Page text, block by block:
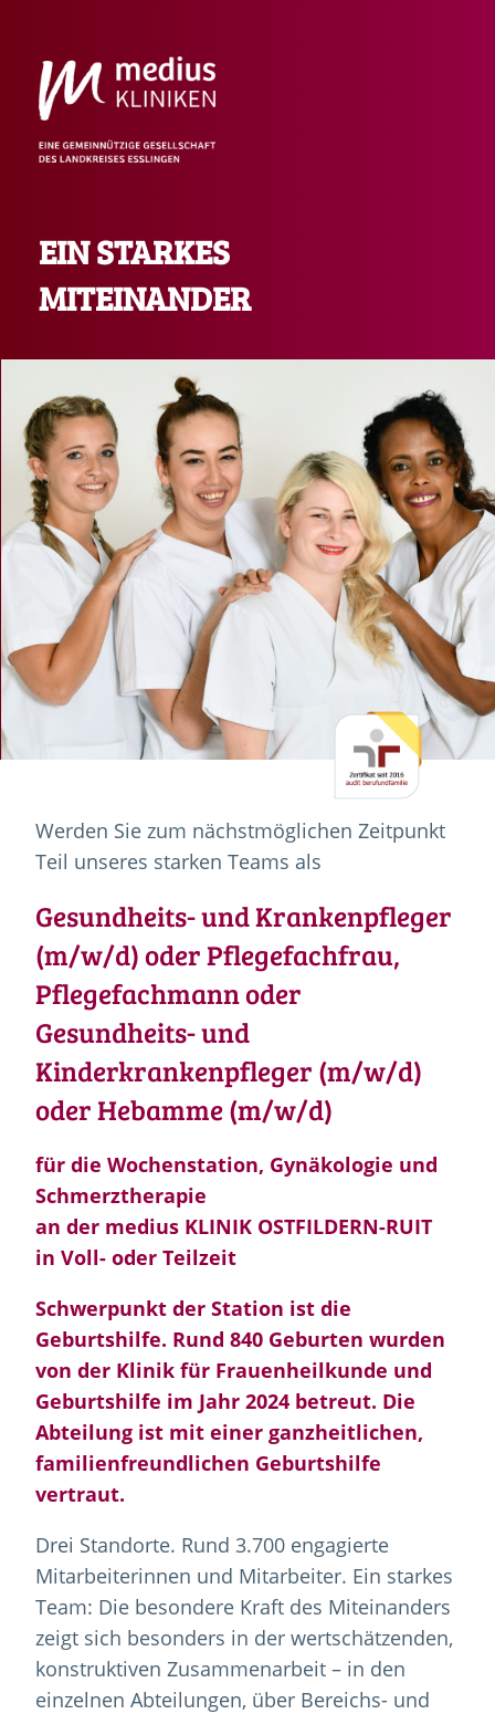
EIN STARKES
MITEINANDER
Werden Sie zum nächstmöglichen Zeitpunkt
Teil unseres starken Teams als
Gesundheits- und Krankenpfleger
(m/w/d) oder Pflegefachfrau,
Pflegefachmann oder
Gesundheits- und
Kinderkrankenpfleger (m/w/d)
oder Hebamme (m/w/d)
für die Wochenstation, Gynäkologie und
Schmerztherapie
an der medius KLINIK OSTFILDERN-RUIT
in Voll- oder Teilzeit
Schwerpunkt der Station ist die
Geburtshilfe. Rund 840 Geburten wurden
von der Klinik für Frauenheilkunde und
Geburtshilfe im Jahr 2024 betreut. Die
Abteilung ist mit einer ganzheitlichen,
familienfreundlichen Geburtshilfe
vertraut.
Drei Standorte. Rund 3.700 engagierte
Mitarbeiterinnen und Mitarbeiter. Ein starkes
Team: Die besondere Kraft des Miteinanders
zeigt sich besonders in der wertschätzenden,
konstruktiven Zusammenarbeit – in den
einzelnen Abteilungen, über Bereichs- und